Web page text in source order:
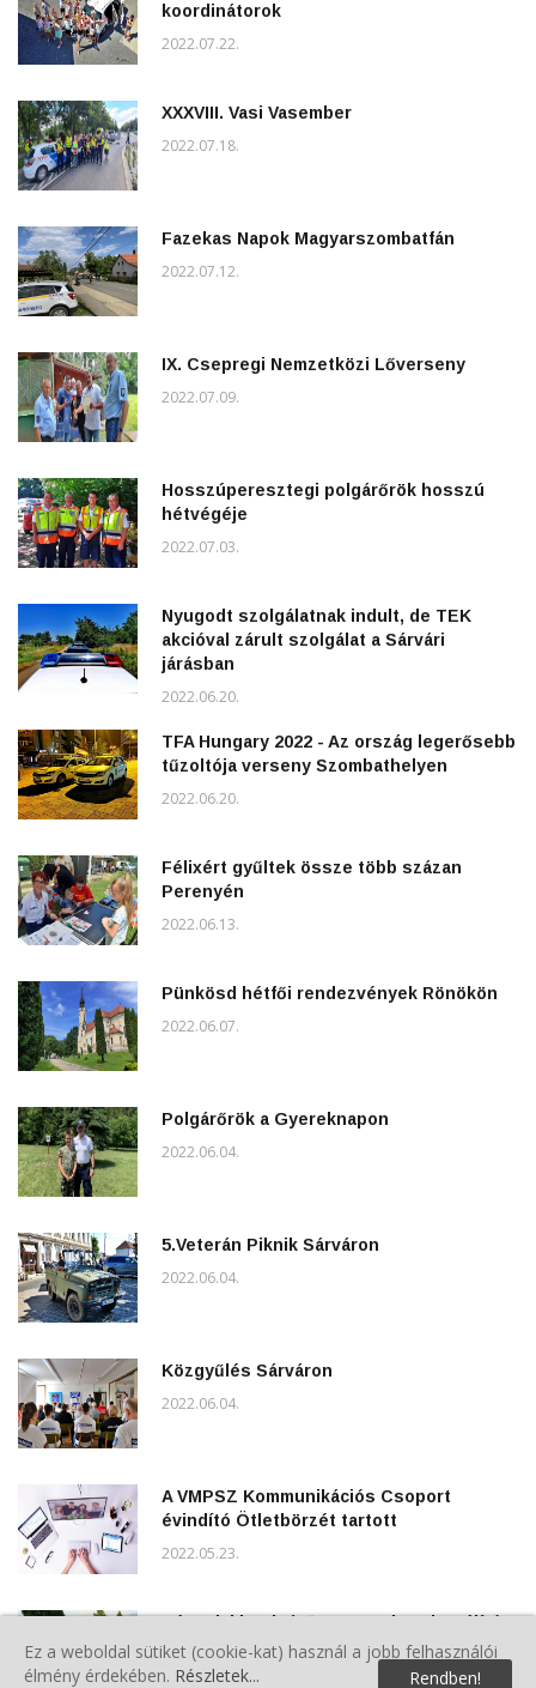
koordinátorok
2022.07.22.
XXXVIII. Vasi Vasember
2022.07.18.
Fazekas Napok Magyarszombatfán
2022.07.12.
IX. Csepregi Nemzetközi Lőverseny
2022.07.09.
Hosszúperesztegi polgárőrök hosszú
hétvégéje
2022.07.03.
Nyugodt szolgálatnak indult, de TEK
akcióval zárult szolgálat a Sárvári
járásban
2022.06.20.
TFA Hungary 2022 - Az ország legerősebb
tűzoltója verseny Szombathelyen
2022.06.20.
Félixért gyűltek össze több százan
Perenyén
2022.06.13.
Pünkösd hétfői rendezvények Rönökön
2022.06.07.
Polgárőrök a Gyereknapon
2022.06.04.
5.Veterán Piknik Sárváron
2022.06.04.
Közgyűlés Sárváron
2022.06.04.
A VMPSZ Kommunikációs Csoport
évindító Ötletbörzét tartott
2022.05.23.
Répcelaki Polgárőr Egyesület Tisztújító
Közgyűlése
2022.05.22.
Ez a weboldal sütiket (cookie-kat) használ a jobb felhasználói
élmény érdekében. Részletek... Rendben!